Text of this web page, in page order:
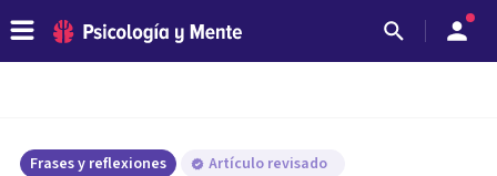
Frases y reflexiones Artículo revisado